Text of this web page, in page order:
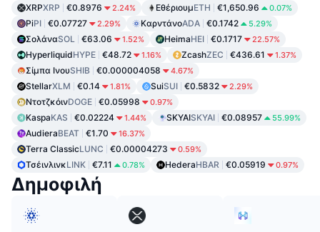
XRPXRP €0.8976 2.24% ΕθέριουμETH €1,650.96 0.07%
PiPI €0.07727 2.29% ΚαρντάνοADA €0.1742 5.29%
ΣολάναSOL €63.06 1.52% HeimaHEI €0.1717 22.57%
HyperliquidHYPE €48.72 1.16% ZcashZEC €436.61 1.37%
Σίμπα ΙνουSHIB €0.000004058 4.67%
StellarXLM €0.14 1.81% SuiSUI €0.5832 2.29%
ΝτοτζκόινDOGE €0.05998 0.97%
KaspaKAS €0.02224 1.44% SKYAISKYAI €0.08957 55.99%
AudieraBEAT €1.70 16.37%
Terra ClassicLUNC €0.00004273 0.59%
ΤσέινλινκLINK €7.11 0.78% HederaHBAR €0.05919 0.97%
Δημοφιλή